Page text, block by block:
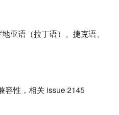
亚语（拉丁语）、捷克语、
容性，相关 issue 2145